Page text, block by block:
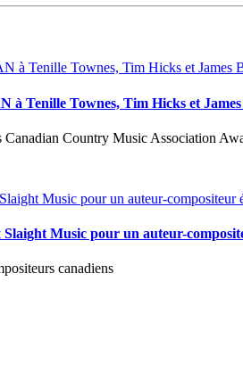
à Tenille Townes, Tim Hicks et
Canadian Country Music Association
Music pour un auteur-
canadiens